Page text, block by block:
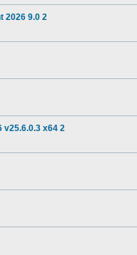
2026 9.0 2
v25.6.0.3 x64 2